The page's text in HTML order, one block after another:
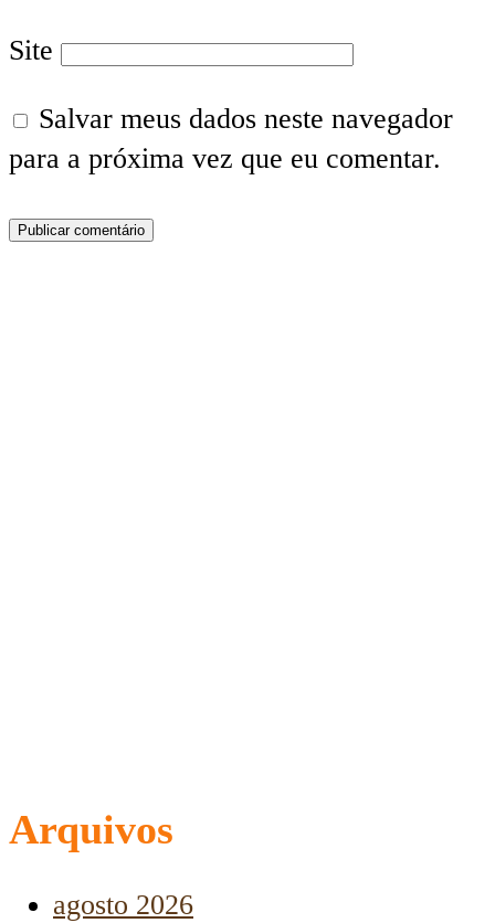
Site
Salvar meus dados neste navegador
para a próxima vez que eu comentar.
Arquivos
agosto 2026